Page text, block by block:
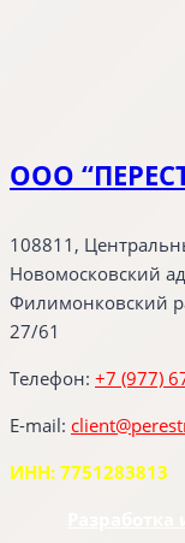
ООО
108811,
Новомосковский
Филимонковский
27/61
Телефон: +7 (977)
E-mail:
ИНН: 7751283813